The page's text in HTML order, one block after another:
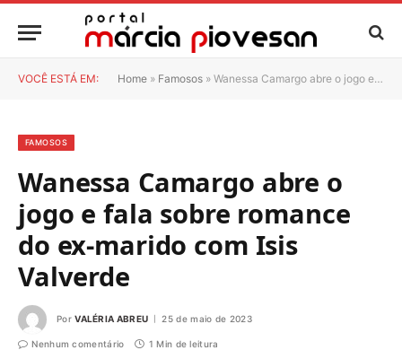
VOCÊ ESTÁ EM: Home » Famosos » Wanessa Camargo abre o jogo e fala sobre romance do ex-marido com Isis Valverde
FAMOSOS
Wanessa Camargo abre o
jogo e fala sobre romance
do ex-marido com Isis
Valverde
Por VALÉRIA ABREU 25 de maio de 2023
Nenhum comentário 1 Min de leitura